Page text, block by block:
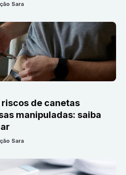
Sara
de canetas
manipuladas: saiba
Sara